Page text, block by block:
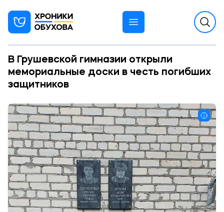
В Грушевской гимназии открыли
мемориальные доски в честь погибших
защитников